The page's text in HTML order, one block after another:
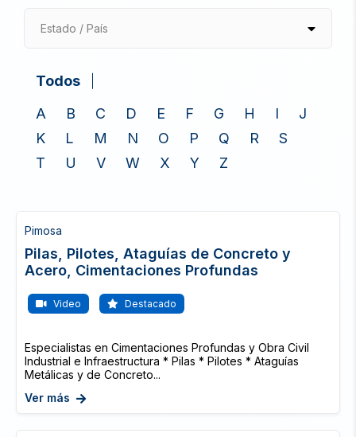
Estado / País
Todos
A
B C D E F G H I
J
K
L M N O P Q R
S
T
U V W X Y Z
Pimosa
Pilas, Pilotes, Ataguías de Concreto y
Acero, Cimentaciones Profundas
Video Destacado
Especialistas en Cimentaciones Profundas y Obra Civil
Industrial e Infraestructura * Pilas * Pilotes * Ataguías
Metálicas y de Concreto...
Ver más